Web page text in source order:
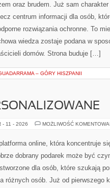
oraz brudem. Już sam
centrum informacji dla osób,
rozwiązania ochronne. To
wiedza zostaje podana w
domów. Strona buduje […]
– GÓRY HISZPANII
- 11 - 2026 MOŻLIWOŚĆ
online, która koncentruje
dobrany podarek może być
dla osób, które szukają
różnych osób. Już od pierwszego